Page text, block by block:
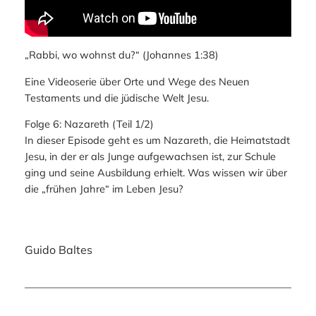
„Rabbi, wo wohnst du?“ (Johannes 1:38)
Eine Videoserie über Orte und Wege des Neuen
Testaments und die jüdische Welt Jesu.
Folge 6: Nazareth (Teil 1/2)
In dieser Episode geht es um Nazareth, die Heimatstadt
Jesu, in der er als Junge aufgewachsen ist, zur Schule
ging und seine Ausbildung erhielt. Was wissen wir über
die „frühen Jahre“ im Leben Jesu?
Guido Baltes